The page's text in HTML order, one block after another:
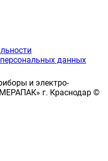
данных
и электро-
г. Краснодар ©